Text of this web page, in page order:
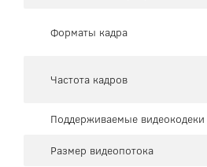
Форматы кадра
Частота кадров
Поддерживаемые видеокодеки
Размер видеопотока